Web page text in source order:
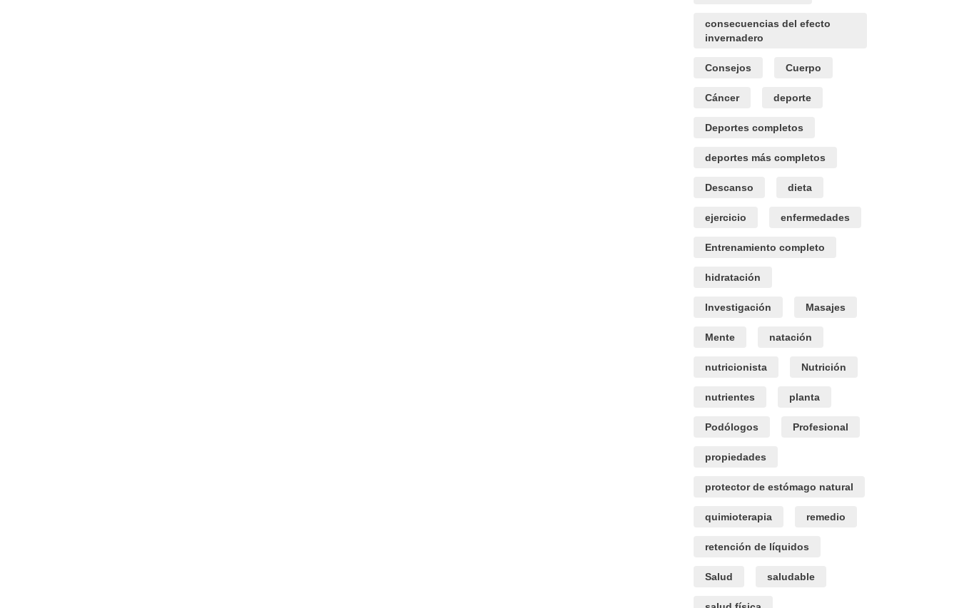
consecuencias del efecto
invernadero
Consejos Cuerpo
Cáncer deporte
Deportes completos
deportes más completos
Descanso dieta
ejercicio enfermedades
Entrenamiento completo
hidratación
Investigación Masajes
Mente natación
nutricionista Nutrición
nutrientes planta
Podólogos Profesional
propiedades
protector de estómago natural
quimioterapia remedio
retención de líquidos
Salud saludable